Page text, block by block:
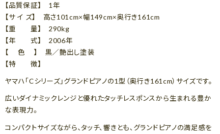
【品質保証】 1年
【サ イ ズ】 高さ101cm×幅149cm×奥行き161cm
【重 量】 290kg
【年 式】 2006年
【 色 】 黒／艶出し塗装
【特 徴】
ヤマハ「Cシリーズ」グランドピアノの1型（奥行き161cm）サイズです。
広いダイナミックレンジと優れたタッチレスポンスから生まれる豊か
な表現力。
コンパクトサイズながら、タッチ、響きとも、グランドピアノの満足感を